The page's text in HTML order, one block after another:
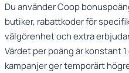
Du använder Coop
butiker, rabattkoder för
välgörenhet och extra
Värdet per poäng är konstant
kampanjer ger temporärt